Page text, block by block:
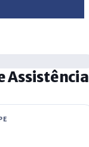
Assistência